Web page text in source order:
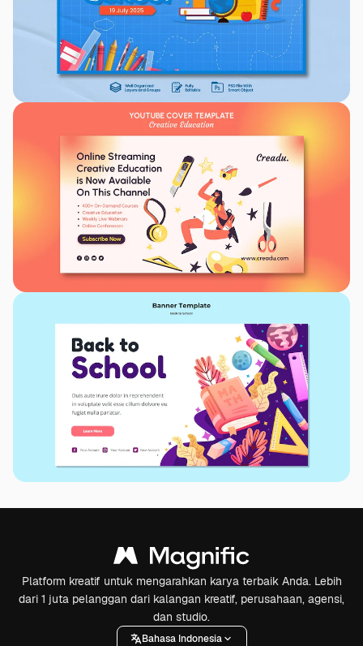
Platform kreatif untuk mengarahkan karya terbaik Anda. Lebih
dari 1 juta pelanggan dari kalangan kreatif, perusahaan, agensi,
dan studio.
Bahasa Indonesia